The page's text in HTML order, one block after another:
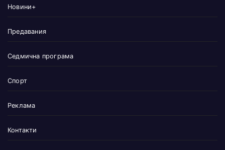
Новини+
Предавания
Седмична програма
Спорт
Реклама
Контакти